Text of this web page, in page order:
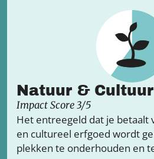
Natuur & Cultuur
Impact Score 3/5
Het entreegeld dat je betaalt
en cultureel erfgoed wordt
plekken te onderhouden en